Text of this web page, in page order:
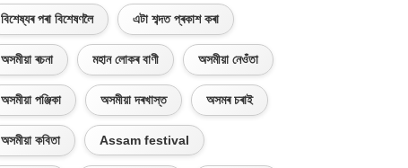
বিশেষ্যৰ পৰা বিশেষণলৈ এটা শব্দত প্ৰকাশ কৰা
অসমীয়া ৰচনা মহান লোকৰ বাণী অসমীয়া নেওঁতা
অসমীয়া পঞ্জিকা অসমীয়া দৰখাস্ত অসমৰ চৰাই
অসমীয়া কবিতা Assam festival